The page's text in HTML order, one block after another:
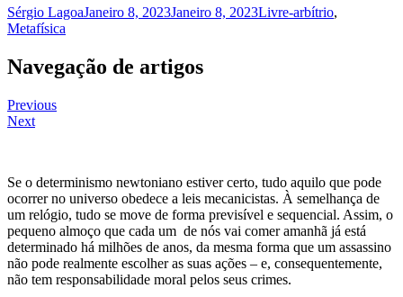
Sérgio LagoaJaneiro 8, 2023Janeiro 8, 2023Livre-arbítrio,
Metafísica
Navegação de artigos
Previous
Next
Se o determinismo newtoniano estiver certo, tudo aquilo que pode
ocorrer no universo obedece a leis mecanicistas. À semelhança de
um relógio, tudo se move de forma previsível e sequencial. Assim, o
pequeno almoço que cada um de nós vai comer amanhã já está
determinado há milhões de anos, da mesma forma que um assassino
não pode realmente escolher as suas ações – e, consequentemente,
não tem responsabilidade moral pelos seus crimes.